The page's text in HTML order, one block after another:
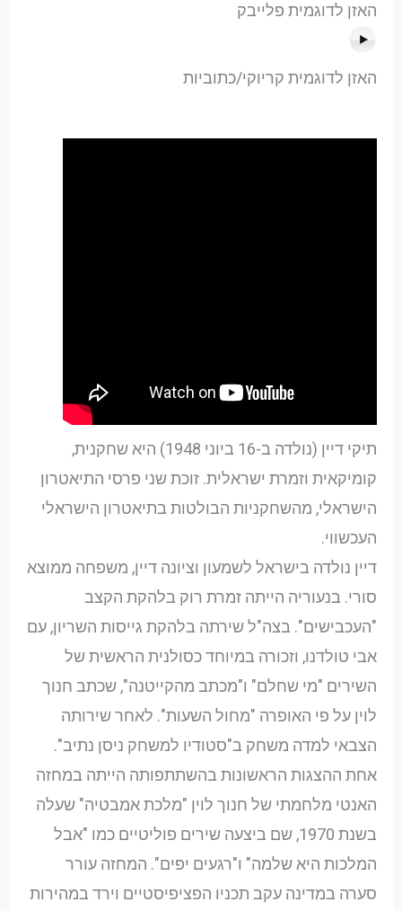
האזן לדוגמית פלייבק
האזן לדוגמית קריוקי/כתוביות
תיקי דיין (נולדה ב-16 ביוני 1948) היא שחקנית,
קומיקאית וזמרת ישראלית. זוכת שני פרסי התיאטרון
הישראלי, מהשחקניות הבולטות בתיאטרון הישראלי
העכשווי.
דיין נולדה בישראל לשמעון וציונה דיין, משפחה ממוצא
סורי. בנעוריה הייתה זמרת רוק בלהקת הקצב
"העכבישים". בצה"ל שירתה בלהקת גייסות השריון, עם
אבי טולדנו, וזכורה במיוחד כסולנית הראשית של
השירים "מי שחלם" ו"מכתב מהקייטנה", שכתב חנוך
לוין על פי האופרה "מחול השעות". לאחר שירותה
הצבאי למדה משחק ב"סטודיו למשחק ניסן נתיב".
אחת ההצגות הראשונות בהשתתפותה הייתה במחזה
האנטי מלחמתי של חנוך לוין "מלכת אמבטיה" שעלה
בשנת 1970, שם ביצעה שירים פוליטיים כמו "אבל
המלכות היא שלמה" ו"רגעים יפים". המחזה עורר
סערה במדינה עקב תכניו הפציפיסטיים וירד במהירות